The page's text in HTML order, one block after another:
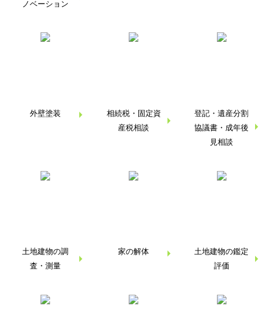
ノベーション
外壁塗装 相続税・ 固定資
産税相談
登記・遺産分割
協議書・ 成年後
見相談
土地建物の調
査・測量
家の解体
土地建物の鑑定
評価